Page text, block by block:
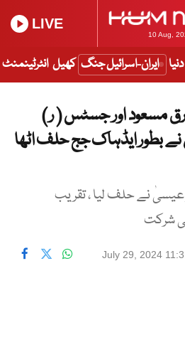
10 Aug,
LIVE
دنیا ایران-اسرائیل جنگ کھیل انٹرٹینمنٹ
مسعود اور جسٹس ( ر )
بطور ایڈہاک جج حلف اٹھا
نے حلف لیا ، تقریب
شرکت
July 29, 2024